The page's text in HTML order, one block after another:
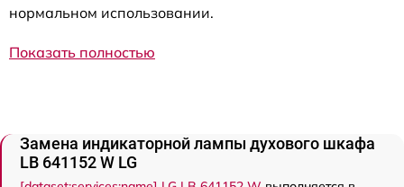
нормальном использовании.
Показать полностью
Замена индикаторной лампы духового шкафа
LB 641152 W LG